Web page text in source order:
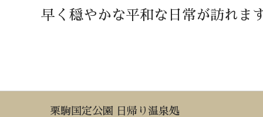
早く穏やかな平和な日常が訪れま
栗駒国定公園 日帰り温泉処